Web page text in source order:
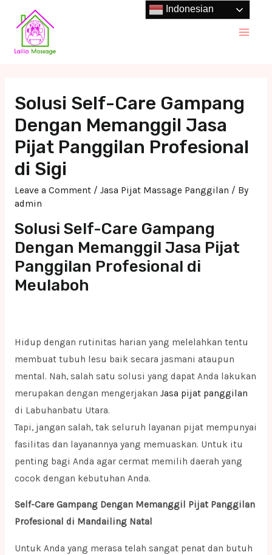
content
Solusi Self-Care Gampang
Dengan Memanggil Jasa
Pijat Panggilan Profesional
di Sigi
Leave a Comment / Jasa Pijat Massage Panggilan / By
admin
Solusi Self-Care Gampang
Dengan Memanggil Jasa Pijat
Panggilan Profesional di
Meulaboh
Hidup dengan rutinitas harian yang melelahkan tentu
membuat tubuh lesu baik secara jasmani ataupun
mental. Nah, salah satu solusi yang dapat Anda lakukan
merupakan dengan mengerjakan Jasa pijat panggilan
di Labuhanbatu Utara.
Tapi, jangan salah, tak seluruh layanan pijat mempunyai
fasilitas dan layanannya yang memuaskan. Untuk itu
penting bagi Anda agar cermat memilih daerah yang
cocok dengan kebutuhan Anda.
Self-Care Gampang Dengan Memanggil Pijat Panggilan
Profesional di Mandailing Natal
Untuk Anda yang merasa telah sangat penat dan butuh
Indonesian